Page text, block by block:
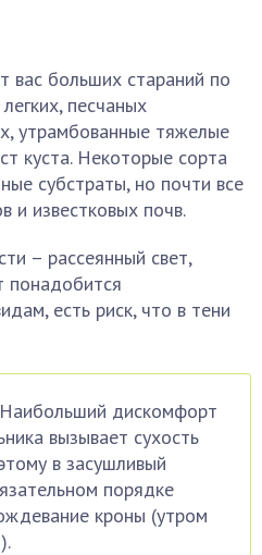
вас больших стараний по
песчаных
утрамбованные тяжелые
куста. Некоторые сорта
субстраты, но почти все
и известковых почв.
– рассеянный свет,
понадобится
есть риск, что в тени
дискомфорт
вызывает сухость
в засушливый
порядке
кроны (утром